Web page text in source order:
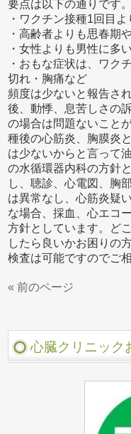
要点は以下の通りです。
・ワクチン接種1回目
・高齢者よりも思春期
・女性よりも男性に多い
・おもな症状は、ワク
切れ・胸痛など
頻度は少ないと報告さ
後、動悸、息苦しさの
の場合は問題ないこと
種後の心筋炎、胸膜炎
は少ないからと言って
の水循環器内科の方針
し、聴診、心電図、胸
は異常なし、心筋炎疑
な場合、採血、心エコ
方針としています。ど
したら良いかお困りの
検査は可能ですのでご
« 前のページ
心臓クリニック